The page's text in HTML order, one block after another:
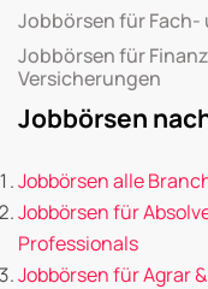
Jobbörsen für
Jobbörsen für
Versicherungen
Jobbörsen
Jobbörsen alle
Jobbörsen für
Professionals
Jobbörsen für Agrar